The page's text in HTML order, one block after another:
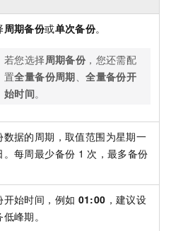
周期备份或单次备份。
若您选择周期备份，您还需配
置全量备份周期、全量备份开
始时间。
数据的周期，取值范围为星期一
。每周最少备份 1 次，最多备份
开始时间，例如 01:00 ，建议设
峰期。